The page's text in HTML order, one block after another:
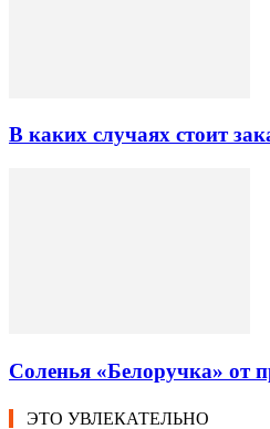
В каких случаях стоит
Cоленья «Белоручка» от
ЭТО УВЛЕКАТЕЛЬНО